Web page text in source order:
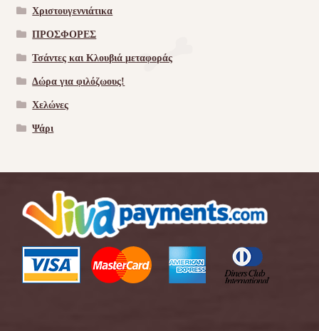
Χριστουγεννιάτικα
ΠΡΟΣΦΟΡΕΣ
Τσάντες και Κλουβιά μεταφοράς
Δώρα για φιλόζωους!
Χελώνες
Ψάρι